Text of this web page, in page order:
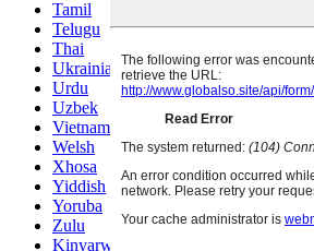
Tamil
Telugu
Thai
Ukrainian
Urdu
Uzbek
Vietnamese
Welsh
Xhosa
Yiddish
Yoruba
Zulu
Kinyarwanda